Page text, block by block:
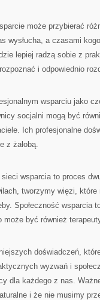
może przybierać
wysłucha, a czasami
lepiej radzą sobie z
i odpowiednio
wsparciu jako
socjalni mogą być
Ich profesjonalne
z żałobą.
wsparcia to proces
tworzymy więzi,
Społeczność wsparcia
może być również
doświadczeń,
wyzwań i
dla każdego z nas.
i że nie musimy